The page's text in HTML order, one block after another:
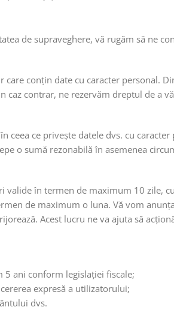
de supraveghere, vă rugăm să ne
conțin date cu caracter personal.
caz contrar, ne rezervăm dreptul de
ce privește datele dvs. cu
o sumă rezonabilă în asemenea
în termen de maximum 10 zile,
de maximum o luna. Vă vom
Acest lucru ne va ajuta să
5 ani conform legislației fiscale;
expresă a utilizatorului;
dvs.